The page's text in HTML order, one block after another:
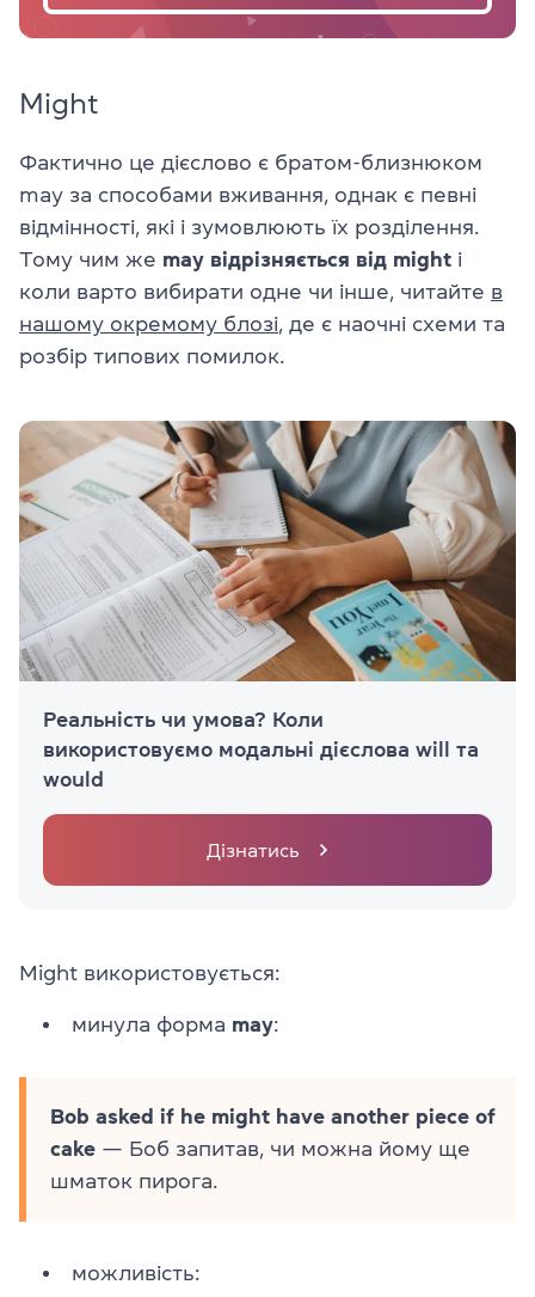
Might
Фактично це дієслово є братом-близнюком
may за способами вживання, однак є певні
відмінності, які і зумовлюють їх розділення.
Тому чим же may відрізняється від might і
коли варто вибирати одне чи інше, читайте в
нашому окремому блозі, де є наочні схеми та
розбір типових помилок.
Реальність чи умова? Коли
використовуємо модальні дієслова will та
would
Дізнатись
Might використовується:
минула форма may:
Bob asked if he might have another piece of
cake — Боб запитав, чи можна йому ще
шматок пирога.
можливість: